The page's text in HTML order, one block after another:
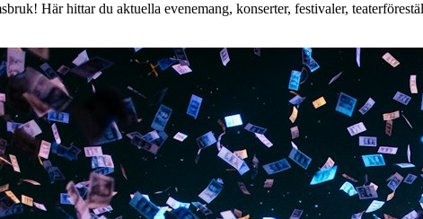
Här hittar du aktuella evenemang, konserter, festivaler,